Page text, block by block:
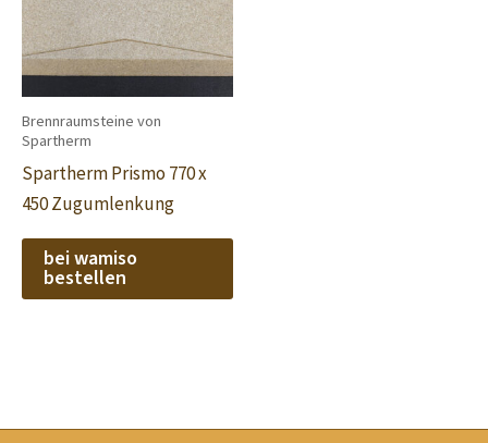
Brennraumsteine von
Spartherm
Spartherm Prismo 770 x
450 Zugumlenkung
bei wamiso
bestellen